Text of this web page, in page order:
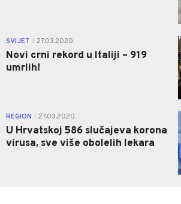
SVIJET 27.03.2020.
Novi crni rekord u Italiji – 919
umrlih!
REGION 27.03.2020.
U Hrvatskoj 586 slučajeva korona
virusa, sve više obolelih lekara